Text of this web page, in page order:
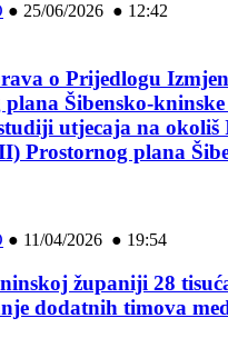
● 25/06/2026 ● 12:42
o Prijedlogu
Šibensko-
utjecaja na okoliš
Prostornog plana
● 11/04/2026 ● 19:54
županiji 28
dodatnih timova